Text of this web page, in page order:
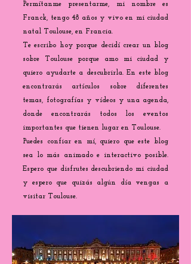
Permítanme presentarme, mi nombre es
Franck, tengo 48 años y vivo en mi ciudad
natal Toulouse, en Francia.
Te escribo hoy porque decidí crear un blog
sobre Toulouse porque amo mi ciudad y
quiero ayudarte a descubrirla. En este blog
encontrarás artículos sobre diferentes
temas, fotografías y vídeos y una agenda,
donde encontrarás todos los eventos
importantes que tienen lugar en Toulouse.
Puedes confiar en mí, quiero que este blog
sea lo más animado e interactivo posible.
Espero que disfrutes descubriendo mi ciudad
y espero que quizás algún día vengas a
visitar Toulouse.